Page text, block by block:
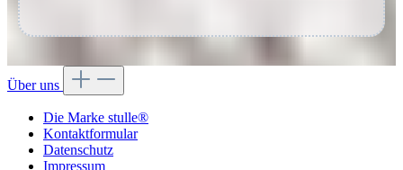
Über uns
Die Marke stulle®
Kontaktformular
Datenschutz
Impressum